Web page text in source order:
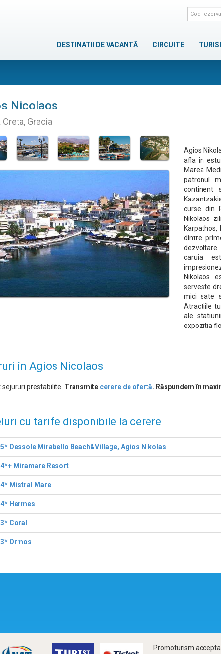
DESTINATII DE VACANTĂ CIRCUITE
Nicolaos
Creta, Grecia
Agios
afla în
Marea
patronul
continent
curse din
Nikolaos
Karpathos,
dintre
dezvoltare
caruia
Nikolaos
serveste
mici sate
Atractiile
ale
expozitia
în Agios Nicolaos
sejururi prestabilite. Transmite cerere de ofertă. Răspundem în
cu tarife disponibile la cerere
5* Dessole Mirabello Beach&Village, Agios Nikolas
4*+ Miramare Resort
4* Mistral Mare
Hermes
Coral
Ormos
Promoturism